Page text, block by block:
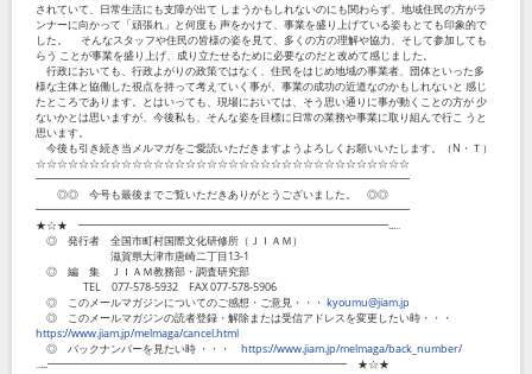
されていて、日常生活にも支障が出て しまうかもしれないのにも関わらず、地域住民の方がラ
ンナーに向かって「頑張れ」と何度も 声をかけて、事業を盛り上げている姿もとても印象的で
した。 そんなスタッフや住民の皆様の姿を見て、多くの方の理解や協力、そして参加しても
らう ことが事業を盛り上げ、成り立たせるために必要なのだと改めて感じました。
行政においても、行政よがりの政策ではなく、住民をはじめ地域の事業者、団体といった多
様な主体と協働した視点を持って考えていく事が、事業の成功の近道なのかもしれないと 感じ
たところであります。とはいっても、現場においては、そう思い通りに事が動くことの方が 少
ないかとは思いますが、今後私も、そんな姿を目標に日常の業務や事業に取り組んで行こ うと
思います。
今後も引き続き当メルマガをご愛読いただきますようよろしくお願いいたします。（N・Ｔ）
☆☆☆☆☆☆☆☆☆☆☆☆☆☆☆☆☆☆☆☆☆☆☆☆☆☆☆☆☆☆☆☆☆☆☆
━━━━━━━━━━━━━━━━━━━━━━━━━━━━━━━━━━━
◎◎ 今号も最後までご覧いただきありがとうございました。 ◎◎
━━━━━━━━━━━━━━━━━━━━━━━━━━━━━━━━━━━
★☆★ ━━━━━━━━━━━━━━━━━━━━━━━━━━━━━...‥
◎ 発行者 全国市町村国際文化研修所（ＪＩＡＭ）
滋賀県大津市唐崎二丁目13-1
◎ 編 集 ＪＩＡＭ教務部・調査研究部
TEL 077-578-5932 FAX 077-578-5906
◎ このメールマガジンについてのご感想・ご意見・・・ kyoumu@jiam.jp
◎ このメールマガジンの読者登録・解除または受信アドレスを変更したい時・・・
https://www.jiam.jp/melmaga/cancel.html
◎ バックナンバーを見たい時 ・・・ https://www.jiam.jp/melmaga/back_number/
‥...━━━━━━━━━━━━━━━━━━━━━━━━━━━━ ★☆★